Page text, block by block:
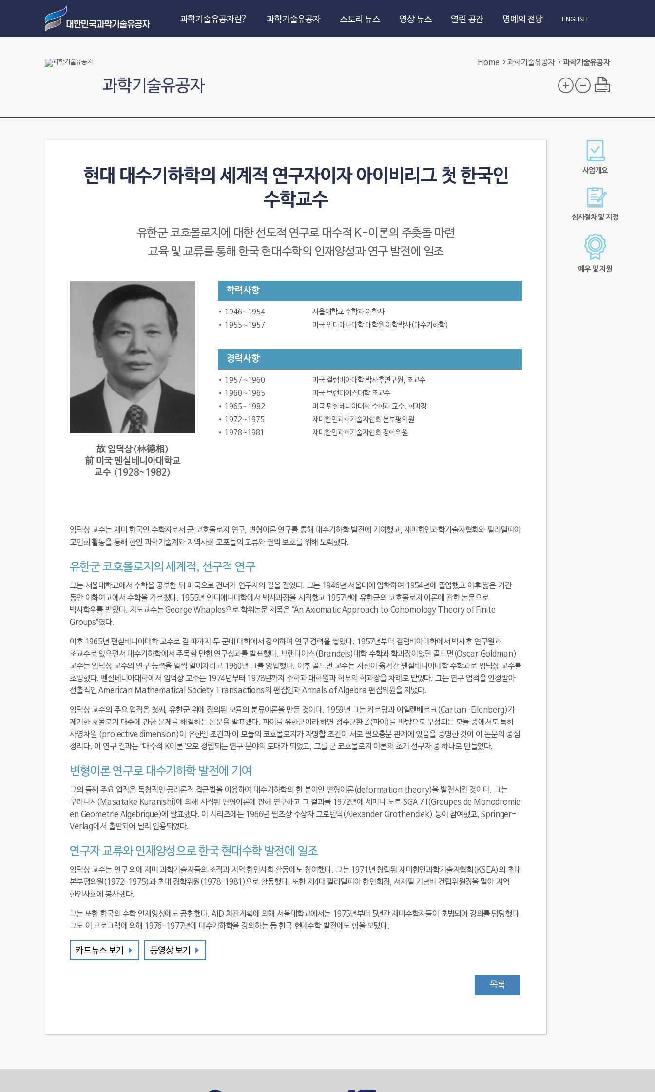
과학기술유공자란? 과학기술유공자 스토리 뉴스 영상 뉴스 열린 공간 명예의 전당 ENGLISH
Home 과학기술유공자 과학기술유공자
과학기술유공자
현대 대수기하학의 세계적 연구자이자 아이비리그 첫 한국인
수학교수
유한군 코호몰로지에 대한 선도적 연구로 대수적 K-이론의 주춧돌 마련
교육 및 교류를 통해 한국 현대수학의 인재양성과 연구 발전에 일조
故 임덕상(林德相)
前 미국 펜실베니아대학교
교수 (1928~1982)
학력사항
1946∼1954
서울대학교 수학과 이학사
1955∼1957
미국 인디애나대학 대학원 이학박사(대수기하학)
경력사항
1957∼1960
미국 컬럼비아대학 박사후연구원, 조교수
1960∼1965
미국 브랜다이스대학 조교수
1965∼1982
미국 펜실베니아대학 수학과 교수, 학과장
1972~1975
재미한인과학기술자협회 본부평의원
1978~1981
재미한인과학기술자협회 장학위원
임덕상 교수는 재미 한국인 수학자로서 군 코호몰로지 연구, 변형이론 연구를 통해 대수기하학 발전에 기여했고, 재미한인과학기술자협회와 필라델피아
교민회 활동을 통해 한인 과학기술계와 지역사회 교포들의 교류와 권익 보호를 위해 노력했다.
유한군 코호몰로지의 세계적, 선구적 연구
그는 서울대학교에서 수학을 공부한 뒤 미국으로 건너가 연구자의 길을 걸었다. 그는 1946년 서울대에 입학하여 1954년에 졸업했고 이후 짧은 기간
동안 이화여고에서 수학을 가르쳤다. 1955년 인디애나대학에서 박사과정을 시작했고 1957년에 유한군의 코호몰로지 이론에 관한 논문으로
박사학위를 받았다. 지도교수는 George Whaples으로 학위논문 제목은 “An Axiomatic Approach to Cohomology Theory of Finite
Groups”였다.
이후 1965년 펜실베니아대학 교수로 갈 때까지 두 군데 대학에서 강의하며 연구 경력을 쌓았다. 1957년부터 컬럼비아대학에서 박사후 연구원과
조교수로 있으면서 대수기하학에서 주목할 만한 연구성과를 발표했다. 브랜다이스(Brandeis)대학 수학과 학과장이었던 골드먼(Oscar Goldman)
교수는 임덕상 교수의 연구 능력을 일찍 알아차리고 1960년 그를 영입했다. 이후 골드먼 교수는 자신이 옮겨간 펜실베니아대학 수학과로 임덕상 교수를
초빙했다. 펜실베니아대학에서 임덕상 교수는 1974년부터 1978년까지 수학과 대학원과 학부의 학과장을 차례로 맡았다. 그는 연구 업적을 인정받아
선출직인American Mathematical Society Transactions의 편집인과Annals of Algebra편집위원을 지냈다.
임덕상 교수의 주요 업적은 첫째, 유한군 위에 정의된 모듈의 분류이론을 만든 것이다. 1959년 그는 카르탕과 아일렌베르크(Cartan-Eilenberg)가
제기한 호몰로지 대수에 관한 문제를 해결하는 논문을 발표했다. 파이를 유한군이라 하면 정수군환 Z(파이)를 바탕으로 구성되는 모듈 중에서도 특히
사영차원 (projective dimension)이 유한일 조건과 이 모듈의 코호몰로지가 자명할 조건이 서로 필요충분 관계에 있음을 증명한 것이 이 논문의 중심
정리다. 이 연구 결과는 “대수적 K이론”으로 정립되는 연구 분야의 토대가 되었고, 그를 군 코호몰로지 이론의 초기 선구자 중 하나로 만들었다.
변형이론 연구로 대수기하학 발전에 기여
그의 둘째 주요 업적은 독창적인 공리론적 접근법을 이용하여 대수기하학의 한 분야인 변형이론(deformation theory)을 발전시킨 것이다. 그는
쿠라니시(Masatake Kuranishi)에 의해 시작된 변형이론에 관해 연구하고 그 결과를 1972년에 세미나 노트 SGA 7 I(Groupes de Monodromie
en Geometrie Algebrique)에 발표했다. 이 시리즈에는 1966년 필즈상 수상자 그로텐딕(Alexander Grothendiek) 등이 참여했고, Springer-
Verlag에서 출판되어 널리 인용되었다.
연구자 교류와 인재양성으로 한국 현대수학 발전에 일조
임덕상 교수는 연구 외에 재미 과학기술자들의 조직과 지역 한인사회 활동에도 참여했다. 그는 1971년 창립된 재미한인과학기술자협회(KSEA)의 초대
본부평의원(1972-1975)과 초대 장학위원(1978-1981)으로 활동했다. 또한 제4대 필라델피아 한인회장, 서재필 기념비 건립위원장을 맡아 지역
한인사회에 봉사했다.
그는 또한 한국의 수학 인재양성에도 공헌했다. AID 차관계획에 의해 서울대학교에서는 1975년부터 5년간 재미수학자들이 초빙되어 강의를 담당했다.
그도 이 프로그램에 의해 1976-1977년에 대수기하학을 강의하는 등 한국 현대수학 발전에도 힘을 보탰다.
카드뉴스 보기 동영상 보기
목록
사업개요
심사절차 및 지정
예우 및 지원